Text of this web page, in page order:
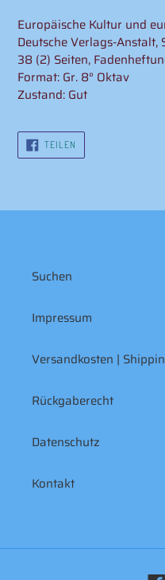
wird
zum
Warenkorb
hinzugefügt
Europäische Kultur und
Deutsche Verlags-Anstalt,
38 (2) Seiten,
Format: Gr. 8° Oktav
Zustand: Gut
TEILEN
TEILEN
Suchen
Impressum
Versandkosten |
Rückgaberecht
Datenschutz
Kontakt